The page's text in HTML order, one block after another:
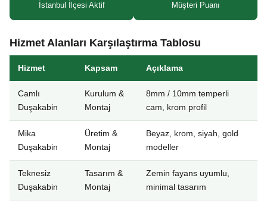
İstanbul İlçesi Aktif Müşteri Puanı
Hizmet Alanları Karşılaştırma Tablosu
Hizmet Kapsam Açıklama
Camlı
Duşakabin
Kurulum &
Montaj
8mm / 10mm temperli
cam, krom profil
Mika
Duşakabin
Üretim &
Montaj
Beyaz, krom, siyah, gold
modeller
Teknesiz
Duşakabin
Tasarım &
Montaj
Zemin fayans uyumlu,
minimal tasarım